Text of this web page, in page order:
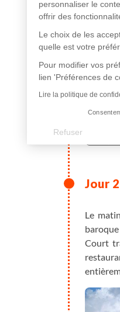
personnaliser le
offrir des
Le choix de les
quelle est votre
Pour modifier vos
lien 'Préférences de
Lire la politique de
Refuser
Axeptio consent
Plateforme de
Notre plateforme
Plus
Le
Court
milieu
des